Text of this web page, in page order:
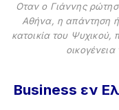
Οταν ο Γιάννης
Αθήνα, η απάντηση
κατοικία του Ψυχικού,
Business εν